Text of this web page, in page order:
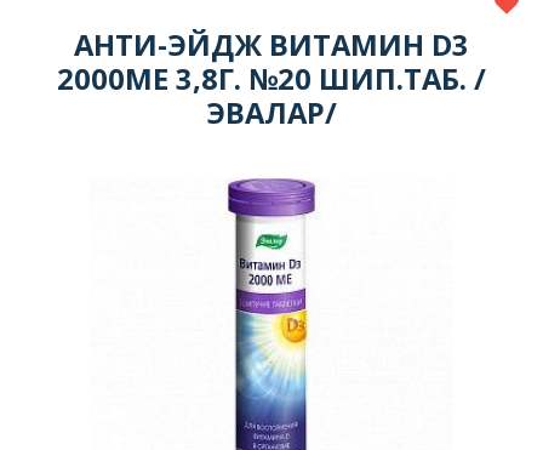
АНТИ-ЭЙДЖ ВИТАМИН D3
2000МЕ 3,8Г. №20 ШИП.ТАБ. /
ЭВАЛАР/